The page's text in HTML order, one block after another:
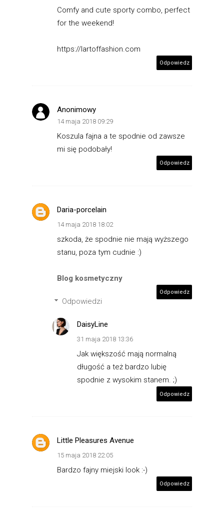
Comfy and cute sporty combo, perfect
for the weekend!
https://lartoffashion.com
Odpowiedz
Anonimowy
14 maja 2018 09:29
Koszula fajna a te spodnie od zawsze
mi się podobały!
Odpowiedz
Daria-porcelain
14 maja 2018 18:02
szkoda, że spodnie nie mają wyższego
stanu, poza tym cudnie :)
Blog kosmetyczny
Odpowiedz
Odpowiedzi
DaisyLine
31 maja 2018 13:36
Jak większość mają normalną
długość a też bardzo lubię
spodnie z wysokim stanem. ;)
Odpowiedz
Little Pleasures Avenue
15 maja 2018 22:05
Bardzo fajny miejski look :-)
Odpowiedz